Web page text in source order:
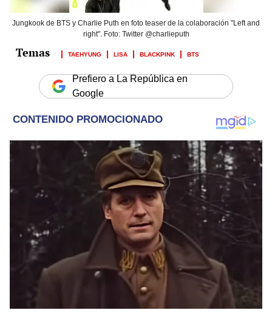
Jungkook de BTS y Charlie Puth en foto teaser de la colaboración "Left and
right". Foto: Twitter @charlieputh
TAEHYUNG LISA BLACKPINK BTS
Prefiero a La República en
Google